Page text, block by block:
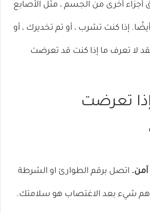
أجزاء أخرى من الجسم ، مثل الأصابع
أيضًا. إذا كنت تشرب ، أو تم تخديرك ، أو
لا تعرف ما إذا كنت قد تعرضت
تعرضت
آمن. اتصل برقم الطوارئ او الشرطة
شيء بعد الاغتصاب هو سلامتك.